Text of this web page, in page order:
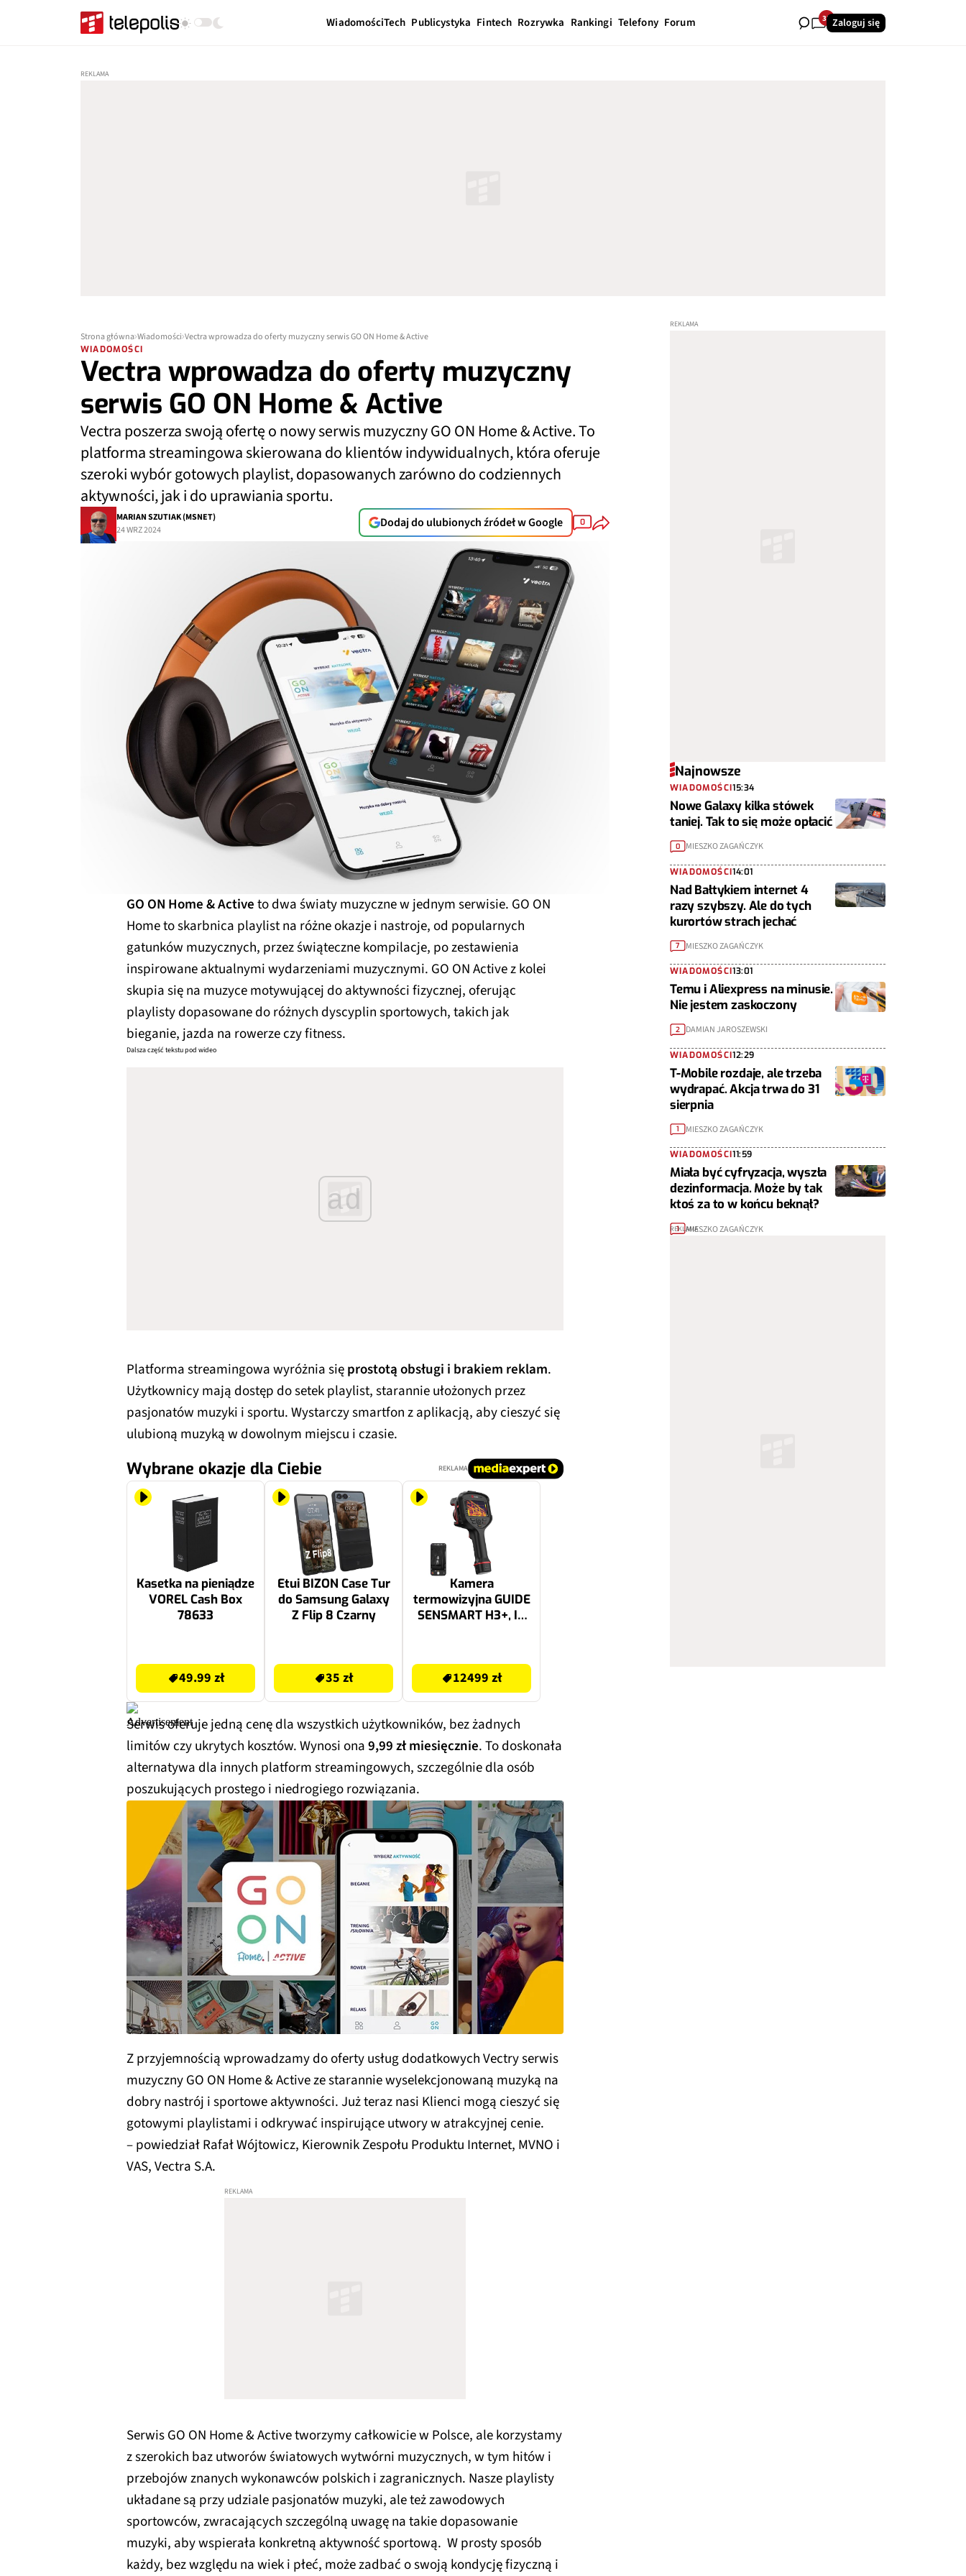
WiadomościTech Publicystyka Fintech Rozrywka Rankingi Telefony Forum 32Zaloguj się
Strona główna Wiadomości Vectra wprowadza do oferty muzyczny serwis GO ON Home & Active
WIADOMOŚCI
Vectra wprowadza do oferty muzyczny
serwis GO ON Home & Active
Vectra poszerza swoją ofertę o nowy serwis muzyczny GO ON Home & Active. To
platforma streamingowa skierowana do klientów indywidualnych, która oferuje
szeroki wybór gotowych playlist, dopasowanych zarówno do codziennych
aktywności, jak i do uprawiania sportu.
MARIAN SZUTIAK (MSNET)
24 WRZ 2024
Dodaj do ulubionych źródeł w Google 0
GO ON Home & Activeto dwa światy muzyczne w jednym serwisie. GO ON
Home to skarbnica playlist na różne okazje i nastroje, od popularnych
gatunków muzycznych, przez świąteczne kompilacje, po zestawienia
inspirowane aktualnymi wydarzeniami muzycznymi. GO ON Active z kolei
skupia się na muzyce motywującej do aktywności fizycznej, oferując
playlisty dopasowane do różnych dyscyplin sportowych, takich jak
bieganie, jazda na rowerze czy fitness.
Dalsza część tekstu pod wideo
ad
Platforma streamingowa wyróżnia sięprostotą obsługi i brakiem reklam.
Użytkownicy mają dostęp do setek playlist, starannie ułożonych przez
pasjonatów muzyki i sportu. Wystarczy smartfon z aplikacją, aby cieszyć się
ulubioną muzyką w dowolnym miejscu i czasie.
Wybrane okazje dla Ciebie REKLAMA
Kasetka na pieniądze
VOREL Cash Box
78633
49.99 zł
Etui BIZON Case Tur
do Samsung Galaxy
Z Flip 8 Czarny
35 zł
Kamera
termowizyjna GUIDE
SENSMART H3+, IR
Bluetooth
12499 zł
Serwis oferuje jedną cenę dla wszystkich użytkowników, bez żadnych
limitów czy ukrytych kosztów. Wynosi ona9,99 zł miesięcznie. To doskonała
alternatywa dla innych platform streamingowych, szczególnie dla osób
poszukujących prostego i niedrogiego rozwiązania.
Z przyjemnością wprowadzamy do oferty usług dodatkowych Vectry serwis
muzyczny GO ON Home & Active ze starannie wyselekcjonowaną muzyką na
dobry nastrój i sportowe aktywności. Już teraz nasi Klienci mogą cieszyć się
gotowymi playlistami i odkrywać inspirujące utwory w atrakcyjnej cenie.
– powiedział Rafał Wójtowicz, Kierownik Zespołu Produktu Internet, MVNO i
VAS, Vectra S.A.
Serwis GO ON Home & Active tworzymy całkowicie w Polsce, ale korzystamy
z szerokich baz utworów światowych wytwórni muzycznych, w tym hitów i
przebojów znanych wykonawców polskich i zagranicznych. Nasze playlisty
układane są przy udziale pasjonatów muzyki, ale też zawodowych
sportowców, zwracających szczególną uwagę na takie dopasowanie
muzyki, aby wspierała konkretną aktywność sportową. W prosty sposób
każdy, bez względu na wiek i płeć, może zadbać o swoją kondycję fizyczną i
Najnowsze
WIADOMOŚCI15:34
Nowe Galaxy kilka stówek
taniej. Tak to się może opłacić
0 MIESZKO ZAGAŃCZYK
WIADOMOŚCI14:01
Nad Bałtykiem internet 4
razy szybszy. Ale do tych
kurortów strach jechać
7 MIESZKO ZAGAŃCZYK
WIADOMOŚCI13:01
Temu i Aliexpress na minusie.
Nie jestem zaskoczony
2 DAMIAN JAROSZEWSKI
WIADOMOŚCI12:29
T-Mobile rozdaje, ale trzeba
wydrapać. Akcja trwa do 31
sierpnia
1 MIESZKO ZAGAŃCZYK
WIADOMOŚCI11:59
Miała być cyfryzacja, wyszła
dezinformacja. Może by tak
ktoś za to w końcu beknął?
1 MIESZKO ZAGAŃCZYK